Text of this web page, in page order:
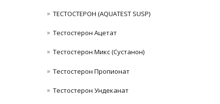
ТЕСТОСТЕРОН (AQUATEST SUSP)
Тестостерон Ацетат
Тестостерон Микс (Сустанон)
Тестостерон Пропионат
Тестостерон Ундеканат